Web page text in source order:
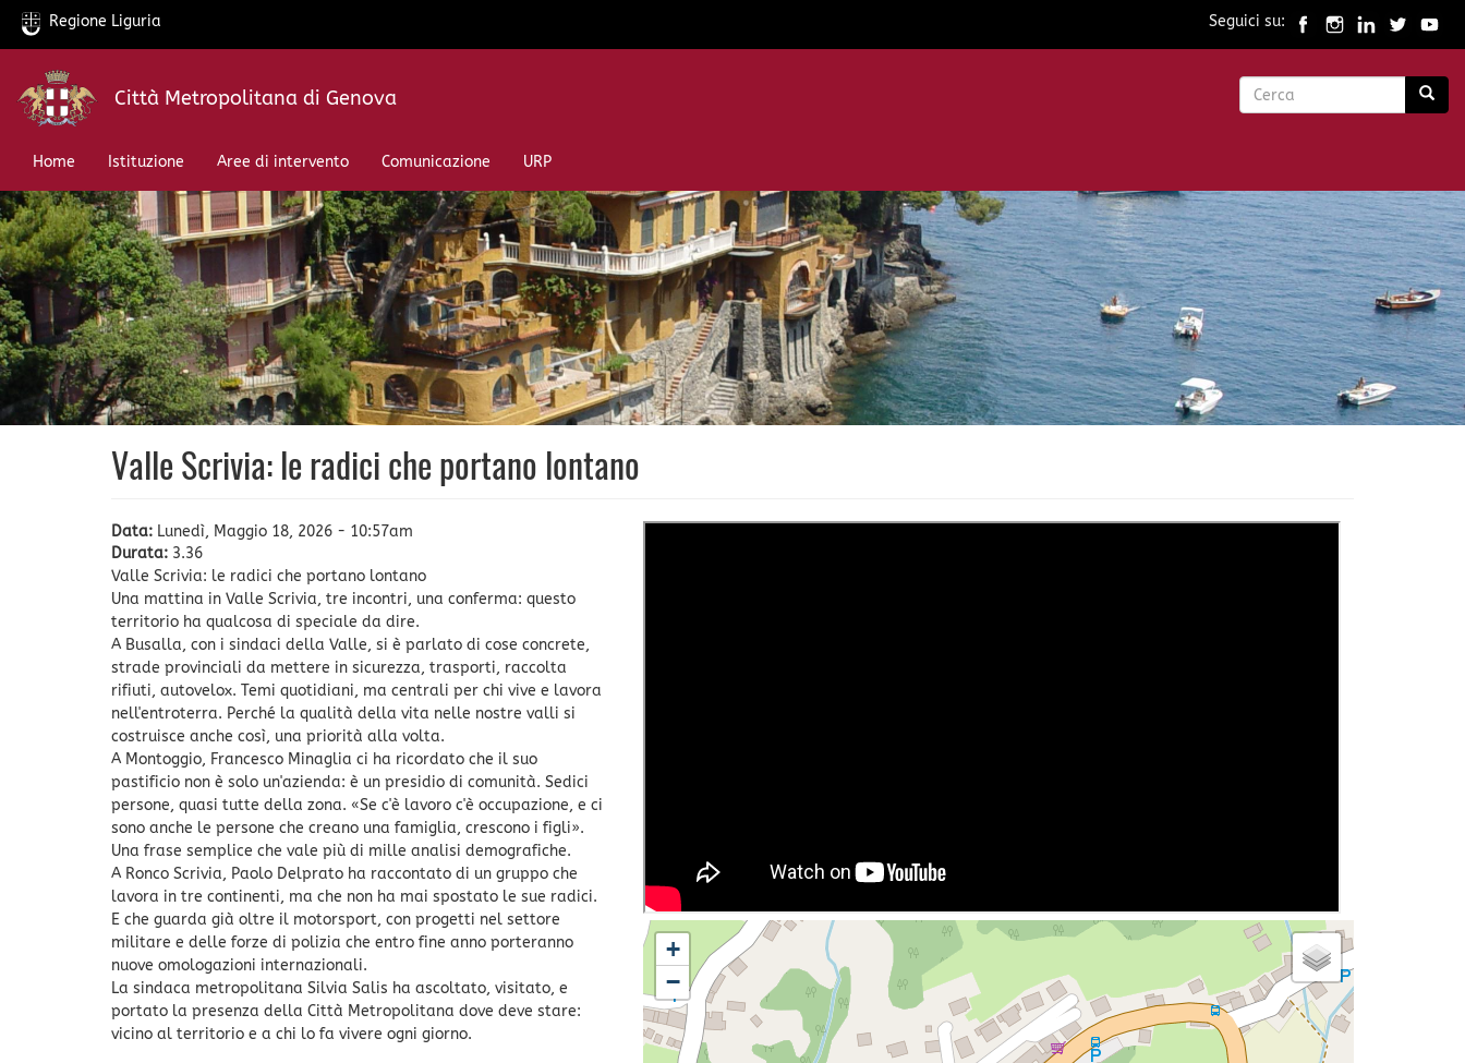
Salta
contenuto
Regione Liguria Seguici su:
Città Metropolitana di Genova
Form
Home
Istituzione Aree di intervento Comunicazione URP
Valle Scrivia: le radici che portano lontano
Data: Lunedì, Maggio 18, 2026 - 10:57am
Durata: 3.36
Valle Scrivia: le radici che portano lontano
Una mattina in Valle Scrivia, tre incontri, una conferma: questo
territorio ha qualcosa di speciale da dire.
A Busalla, con i sindaci della Valle, si è parlato di cose concrete,
strade provinciali da mettere in sicurezza, trasporti, raccolta
rifiuti, autovelox. Temi quotidiani, ma centrali per chi vive e lavora
nell'entroterra. Perché la qualità della vita nelle nostre valli si
costruisce anche così, una priorità alla volta.
A Montoggio, Francesco Minaglia ci ha ricordato che il suo
pastificio non è solo un'azienda: è un presidio di comunità. Sedici
persone, quasi tutte della zona. «Se c'è lavoro c'è occupazione, e ci
sono anche le persone che creano una famiglia, crescono i figli».
Una frase semplice che vale più di mille analisi demografiche.
A Ronco Scrivia, Paolo Delprato ha raccontato di un gruppo che
lavora in tre continenti, ma che non ha mai spostato le sue radici.
E che guarda già oltre il motorsport, con progetti nel settore
militare e delle forze di polizia che entro fine anno porteranno
nuove omologazioni internazionali.
La sindaca metropolitana Silvia Salis ha ascoltato, visitato, e
portato la presenza della Città Metropolitana dove deve stare:
vicino al territorio e a chi lo fa vivere ogni giorno.
+
−